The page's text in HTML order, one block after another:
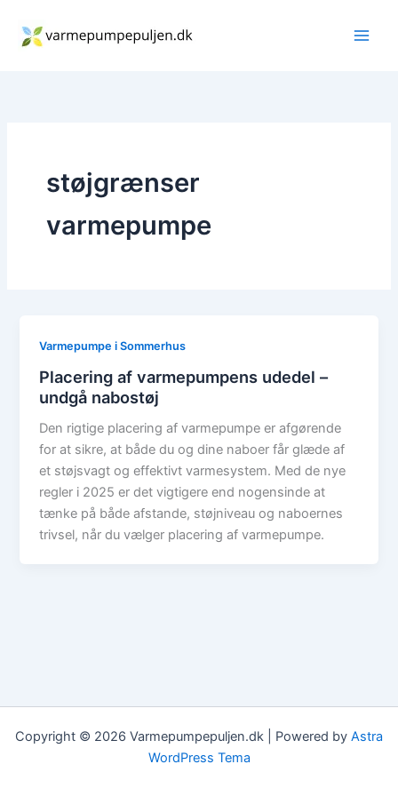
indholdet
støjgrænser
varmepumpe
Varmepumpe i Sommerhus
Placering af varmepumpens udedel –
undgå nabostøj
Den rigtige placering af varmepumpe er afgørende
for at sikre, at både du og dine naboer får glæde af
et støjsvagt og effektivt varmesystem. Med de nye
regler i 2025 er det vigtigere end nogensinde at
tænke på både afstande, støjniveau og naboernes
trivsel, når du vælger placering af varmepumpe.
Copyright © 2026 Varmepumpepuljen.dk | Powered by Astra
WordPress Tema